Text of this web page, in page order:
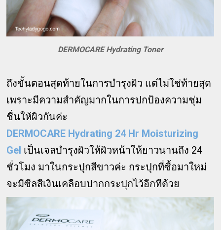
DERMOCARE Hydrating Toner
ถึงขั้นตอนสุดท้ายในการบำรุงผิว แต่ไม่ใช่ท้ายสุด
เพราะมีความสำคัญมากในการปกป้องความชุ่ม
ชื่นให้ผิวกันค่ะ
DERMOCARE Hydrating 24 Hr Moisturizing
Gel เป็นเจลบำรุงผิวให้ผิวหน้าให้ยาวนานถึง 24
ชั่วโมง มาในกระปุกสีขาวค่ะ กระปุกที่ซื้อมาใหม่
จะมีซีลสีเงินเคลือบปากกระปุกไว้อีกทีด้วย